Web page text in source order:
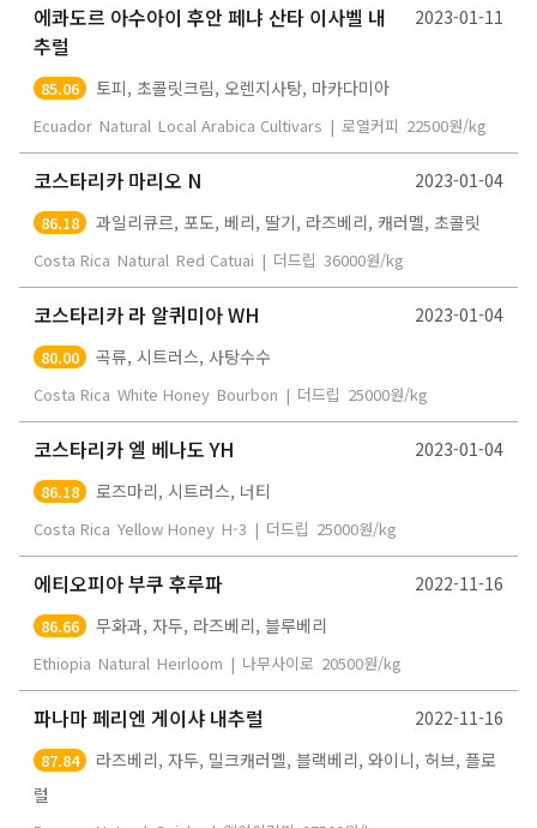
에콰도르 아수아이 후안 페냐 산타 이사벨 내
추럴
2023-01-11
85.06 토피, 초콜릿크림, 오렌지사탕, 마카다미아
Ecuador Natural Local Arabica Cultivars | 로열커피 22500원/kg
코스타리카 마리오 N 2023-01-04
86.18 과일리큐르, 포도, 베리, 딸기, 라즈베리, 캐러멜, 초콜릿
Costa Rica Natural Red Catuai | 더드립 36000원/kg
코스타리카 라 알퀴미아 WH 2023-01-04
80.00 곡류, 시트러스, 사탕수수
Costa Rica White Honey Bourbon | 더드립 25000원/kg
코스타리카 엘 베나도 YH 2023-01-04
86.18 로즈마리, 시트러스, 너티
Costa Rica Yellow Honey H-3 | 더드립 25000원/kg
에티오피아 부쿠 후루파 2022-11-16
86.66 무화과, 자두, 라즈베리, 블루베리
Ethiopia Natural Heirloom | 나무사이로 20500원/kg
파나마 페리엔 게이샤 내추럴 2022-11-16
87.84
라즈베리, 자두, 밀크캐러멜, 블랙베리, 와이니, 허브, 플로
럴